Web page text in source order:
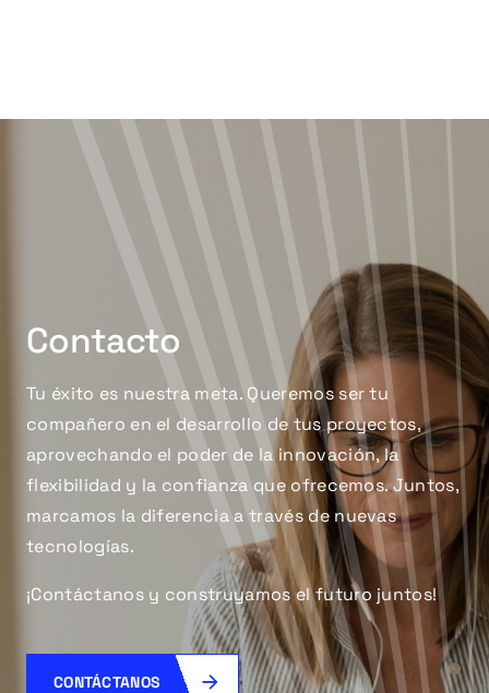
Contacto
Tu éxito es nuestra meta. Queremos ser tu
compañero en el desarrollo de tus proyectos,
aprovechando el poder de la innovación, la
flexibilidad y la confianza que ofrecemos. Juntos,
marcamos la diferencia a través de nuevas
tecnologías.
¡Contáctanos y construyamos el futuro juntos!
CONTÁCTANOS